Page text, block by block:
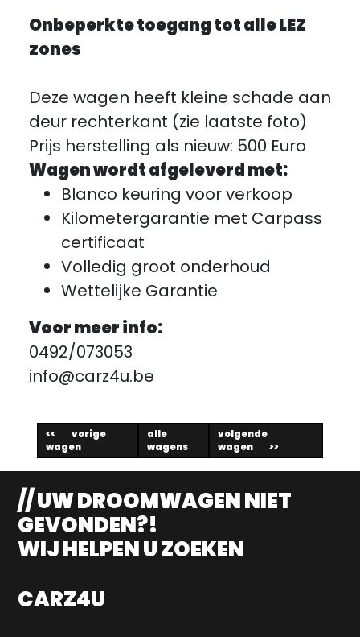
Onbeperkte toegang tot alle LEZ
zones
Deze wagen heeft kleine schade aan
deur rechterkant (zie laatste foto)
Prijs herstelling als nieuw: 500 Euro
Wagen wordt afgeleverd met:
Blanco keuring voor verkoop
Kilometergarantie met Carpass
certificaat
Volledig groot onderhoud
Wettelijke Garantie
Voor meer info:
0492/073053
info@carz4u.be
vorige
wagen
alle
wagens
volgende
wagen
// UW DROOMWAGEN NIET
GEVONDEN?!
WIJ HELPEN U ZOEKEN
CARZ4U